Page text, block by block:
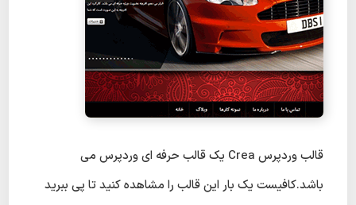
قالب وردپرس Crea یک قالب حرفه ای وردپرس می
باشد.کافیست یک بار این قالب را مشاهده کنید تا پی ببرید